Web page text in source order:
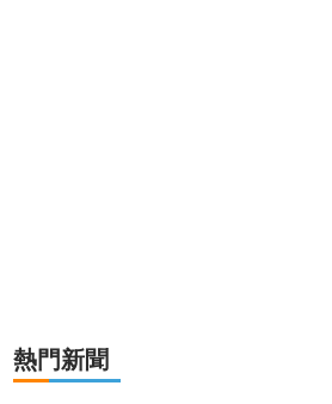
熱門新聞